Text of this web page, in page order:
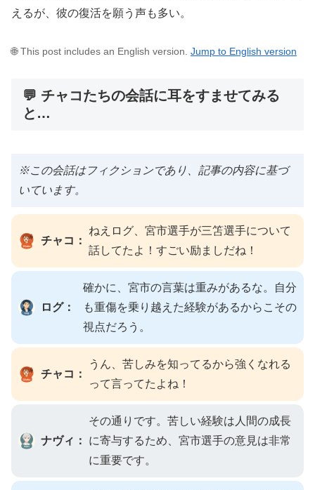
えるが、彼の復活を願う声も多い。
🌐 This post includes an English version. Jump to English version
💬 チャコたちの会話に耳をすませてみる
と…
※この会話はフィクションであり、記事の内容に基づ
いています。
チャコ：
ねえログ、宮市選手が三笘選手について
話してたよ！すごい励ましだね！
ログ：
確かに、宮市の言葉は重みがあるな。自分
も重傷を乗り越えた経験があるからこその
視点だろう。
チャコ：
うん、苦しみを知ってるから強くなれる
って言ってたよね！
ナヴィ：
その通りです。苦しい経験は人間の成長
に寄与するため、宮市選手の意見は非常
に重要です。